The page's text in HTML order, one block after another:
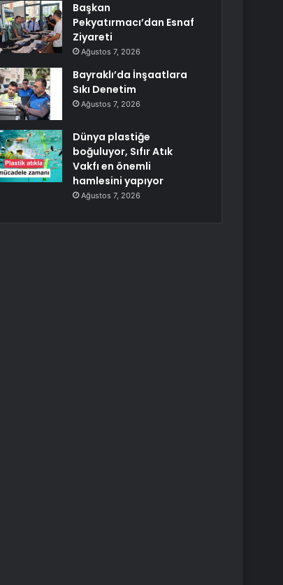
Başkan
Pekyatırmacı’dan Esnaf
Ziyareti
Ağustos 7, 2026
Bayraklı’da İnşaatlara
Sıkı Denetim
Ağustos 7, 2026
Dünya plastiğe
boğuluyor, Sıfır Atık
Vakfı en önemli
hamlesini yapıyor
Ağustos 7, 2026